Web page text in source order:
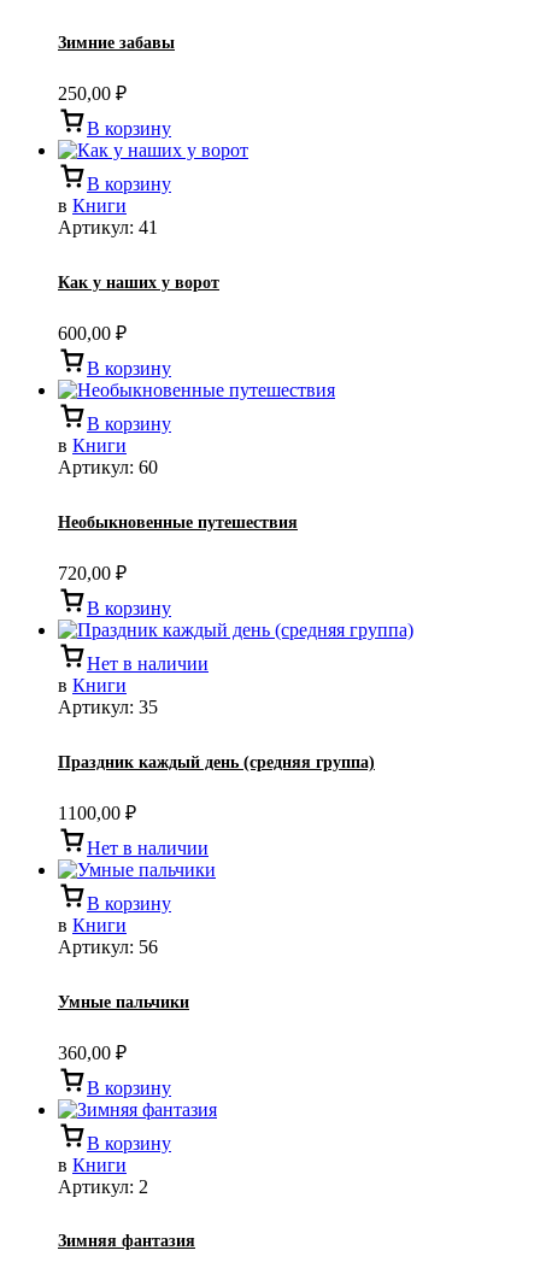
Зимние забавы
250,00 ₽
В корзину
В корзину
в Книги
Артикул: 41
Как у наших у ворот
600,00 ₽
В корзину
В корзину
в Книги
Артикул: 60
Необыкновенные путешествия
720,00 ₽
В корзину
Нет в наличии
в Книги
Артикул: 35
Праздник каждый день (средняя группа)
1100,00 ₽
Нет в наличии
В корзину
в Книги
Артикул: 56
Умные пальчики
360,00 ₽
В корзину
В корзину
в Книги
Артикул: 2
Зимняя фантазия